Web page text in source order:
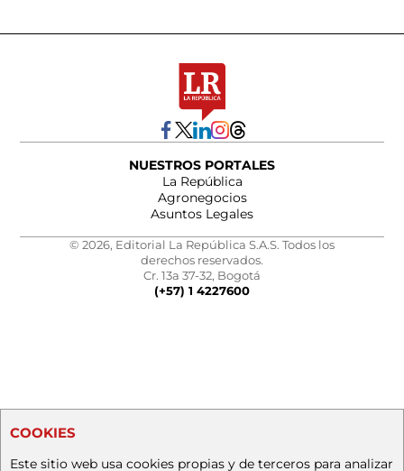
NUESTROS PORTALES
La República
Agronegocios
Asuntos Legales
© 2026, Editorial La República S.A.S. Todos los
derechos reservados.
Cr. 13a 37-32, Bogotá
(+57) 1 4227600
COOKIES
Este sitio web usa cookies propias y de terceros para analizar